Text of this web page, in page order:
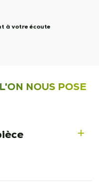
à votre écoute
NOUS POSE
a